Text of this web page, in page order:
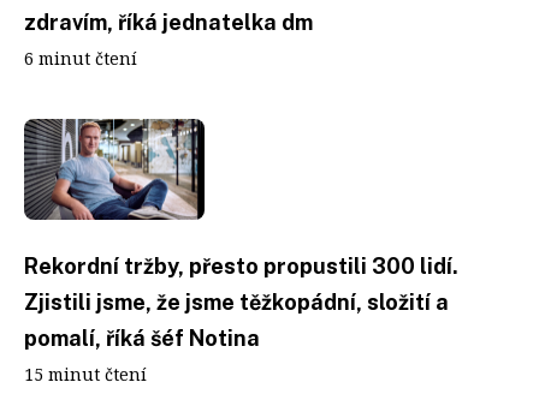
zdravím, říká jednatelka dm
6 minut čtení
Rekordní tržby, přesto propustili 300 lidí.
Zjistili jsme, že jsme těžkopádní, složití a
pomalí, říká šéf Notina
15 minut čtení